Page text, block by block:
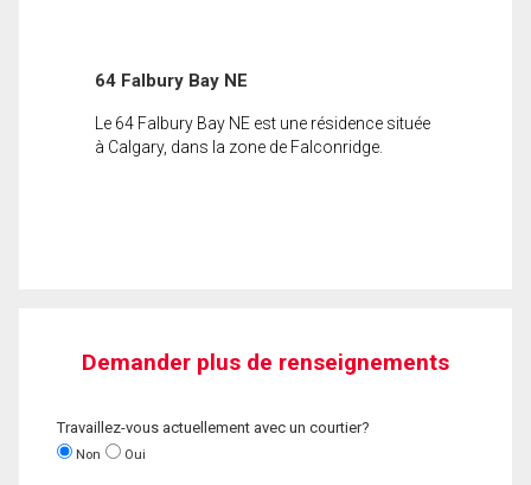
64 Falbury Bay NE
Le 64 Falbury Bay NE est une résidence située
à Calgary, dans la zone de Falconridge.
Demander plus de renseignements
Travaillez-vous actuellement avec un courtier?
Non Oui